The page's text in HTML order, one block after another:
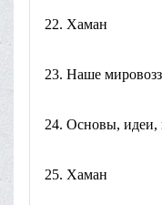
22. Хаман
23. Наше
24. Основы, идеи,
25. Хаман